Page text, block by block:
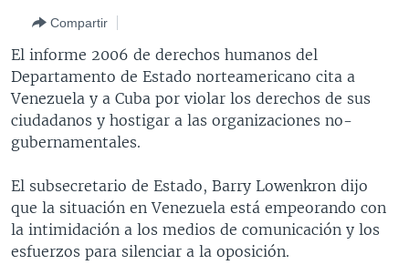
principal
Salte
búsqueda
VOA VERIFICA INMIGRACIÓN
VOA VERIFICA AMÉRICA LATINA
ARGENTINA
BOLIVIA
COLOMBIA
CHILE
ECUADOR
VENEZUELA
BRASIL
CHINA EN AMÉRICA LATINA
CENTROAMÉRICA
COSTA RICA
EL SALVADOR
HONDURAS
NICARAGUA
OTRAS SECCIONES
INMIGRACIÓN
MUNDO
ECONOMÍA
ENTRETENIMIENTO Y CULTURA
ESPECIALES DE LA VOA
UCRANIA
MULTIMEDIA
VIDEOS
PROGRAMAS TV
Compartir
El informe 2006 de derechos humanos del
Departamento de Estado norteamericano cita a
Venezuela y a Cuba por violar los derechos de sus
ciudadanos y hostigar a las organizaciones no-
gubernamentales.
El subsecretario de Estado, Barry Lowenkron dijo
que la situación en Venezuela está empeorando con
la intimidación a los medios de comunicación y los
esfuerzos para silenciar a la oposición.